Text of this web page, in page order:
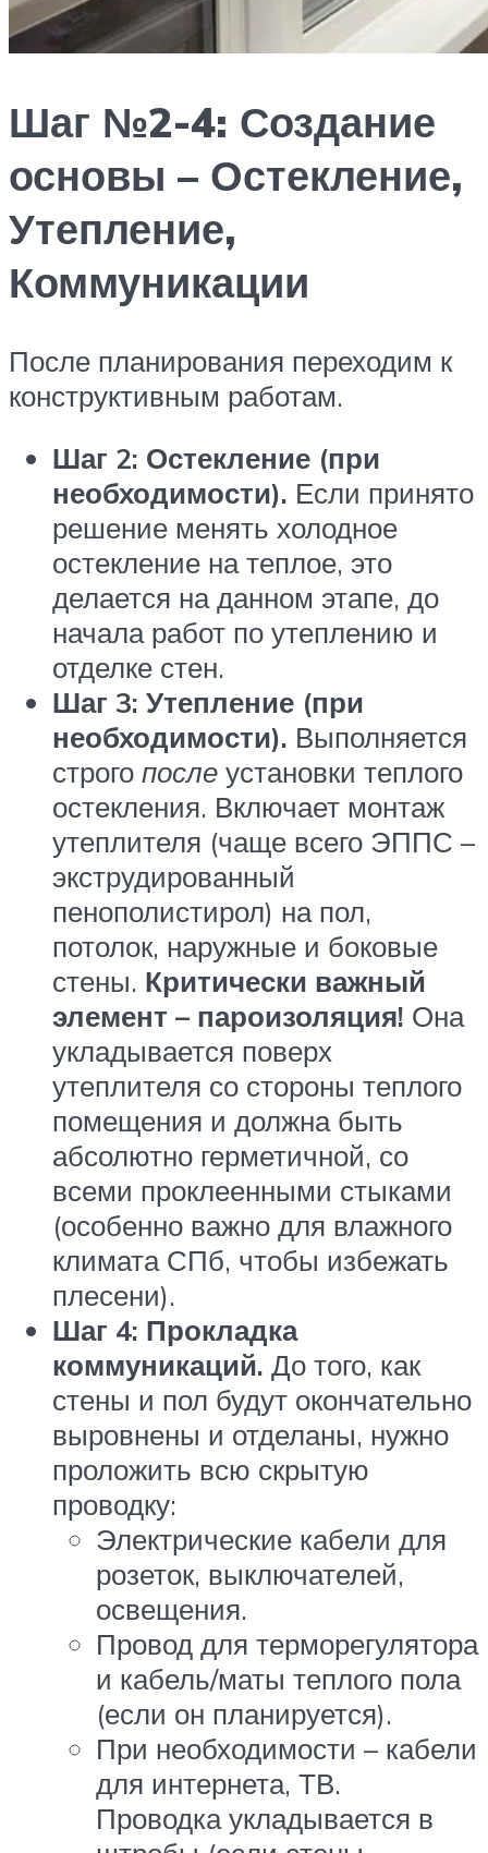
Шаг №2-4: Создание
основы – Остекление,
Утепление,
Коммуникации
После планирования переходим к
конструктивным работам.
Шаг 2: Остекление (при
необходимости). Если принято
решение менять холодное
остекление на теплое, это
делается на данном этапе, до
начала работ по утеплению и
отделке стен.
Шаг 3: Утепление (при
необходимости). Выполняется
строго после установки теплого
остекления. Включает монтаж
утеплителя (чаще всего ЭППС –
экструдированный
пенополистирол) на пол,
потолок, наружные и боковые
стены. Критически важный
элемент – пароизоляция! Она
укладывается поверх
утеплителя со стороны теплого
помещения и должна быть
абсолютно герметичной, со
всеми проклеенными стыками
(особенно важно для влажного
климата СПб, чтобы избежать
плесени).
Шаг 4: Прокладка
коммуникаций. До того, как
стены и пол будут окончательно
выровнены и отделаны, нужно
проложить всю скрытую
проводку:
Электрические кабели для
розеток, выключателей,
освещения.
Провод для терморегулятора
и кабель/маты теплого пола
(если он планируется).
При необходимости – кабели
для интернета, ТВ.
Проводка укладывается в